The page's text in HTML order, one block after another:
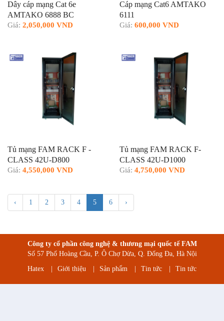
Dây cáp mạng Cat 6e
AMTAKO 6888 BC
Giá: 2,050,000 VND
Cáp mạng Cat6 AMTAKO
6111
Giá: 600,000 VND
Tủ mạng FAM RACK F -
CLASS 42U-D800
Giá: 4,550,000 VND
Tủ mạng FAM RACK F-
CLASS 42U-D1000
Giá: 4,750,000 VND
‹ 1 2 3 4 5 6 ›
Công ty cổ phần công nghệ & thương mại quốc tế FAM
Số 57 Phố Hoàng Cầu, P. Ô Chợ Dừa, Q. Đống Đa, Hà Nội
Hatex
Giới thiệu Sản phẩm Tin tức Tin tức